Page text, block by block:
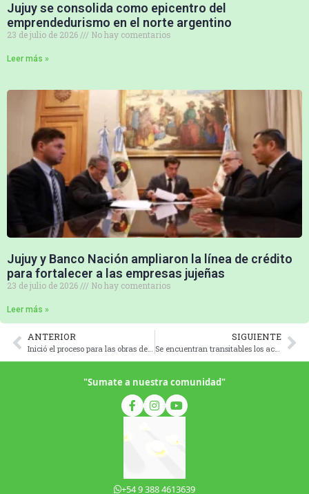
Jujuy se consolida como epicentro del
emprendedurismo en el norte argentino
23 de julio de 2026 No hay comentarios
Leer más »
Jujuy y Banco Nación ampliaron la línea de crédito
para fortalecer a las empresas jujeñas
23 de julio de 2026 No hay comentarios
Leer más »
ANTERIOR
Inició el proceso para las obras del Plan Provincial de Repavimentación
SIGUIENTE
Se encuentran transitables los accesos al Parque Provincial Potrero de Yala
"Sumate a nuestra comunidad"
+54 9 388 4613639